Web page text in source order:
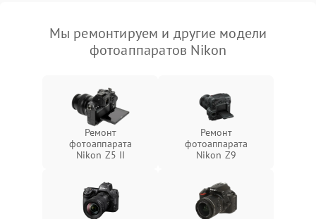
Мы ремонтируем и другие модели
фотоаппаратов Nikon
Ремонт
фотоаппарата
Nikon Z5 II
Ремонт
фотоаппарата
Nikon Z9